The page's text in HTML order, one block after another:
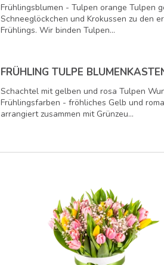
Frühlingsblumen - Tulpen orange Tulpen
Schneeglöckchen und Krokussen zu den
Frühlings. Wir binden Tulpen...
FRÜHLING TULPE
Schachtel mit gelben und rosa Tulpen
Frühlingsfarben - fröhliches Gelb und
arrangiert zusammen mit Grünzeu...